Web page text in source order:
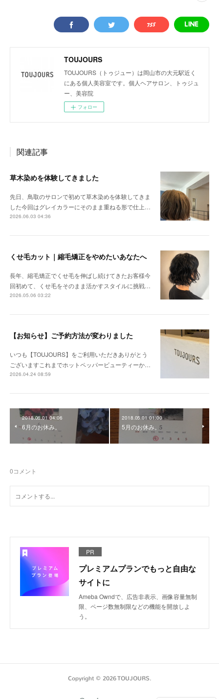
TOUJOURS
TOUJOURS（トゥジュー）は岡山市の大元駅近く
にある個人美容室です。個人ヘアサロン、トゥジュ
ー、美容院
フォロー
関連記事
草木染めを体験してきました
先日、鳥取のサロンで初めて草木染めを体験してきま
した今回はグレイカラーにそのまま重ねる形で仕上…
2026.06.03 04:36
くせ毛カット｜縮毛矯正をやめたいあなたへ
長年、縮毛矯正でくせ毛を伸ばし続けてきたお客様今
回初めて、くせ毛をそのまま活かすスタイルに挑戦…
2026.05.06 03:22
【お知らせ】ご予約方法が変わりました
いつも【TOUJOURS】をご利用いただきありがとう
ございますこれまでホットペッパービューティーか…
2026.04.24 08:59
2018.06.01 04:06
6月のお休み。
2018.05.01 01:00
5月のお休み。
0コメント
PR
プレミアムプランでもっと自由な
サイトに
Ameba Owndで、広告非表示、画像容量無制
限、ページ数無制限などの機能を開放しよ
う。
Copyright © 2026TOUJOURS.